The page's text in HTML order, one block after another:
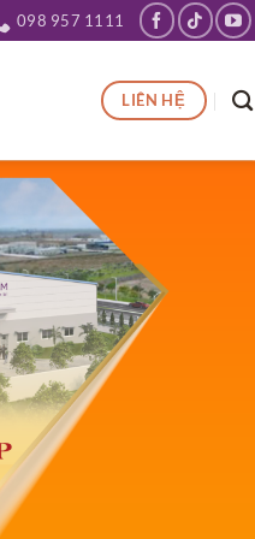
098 957 1111
LIÊN HỆ